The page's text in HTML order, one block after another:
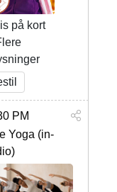
på kort
PM
Yoga (in-